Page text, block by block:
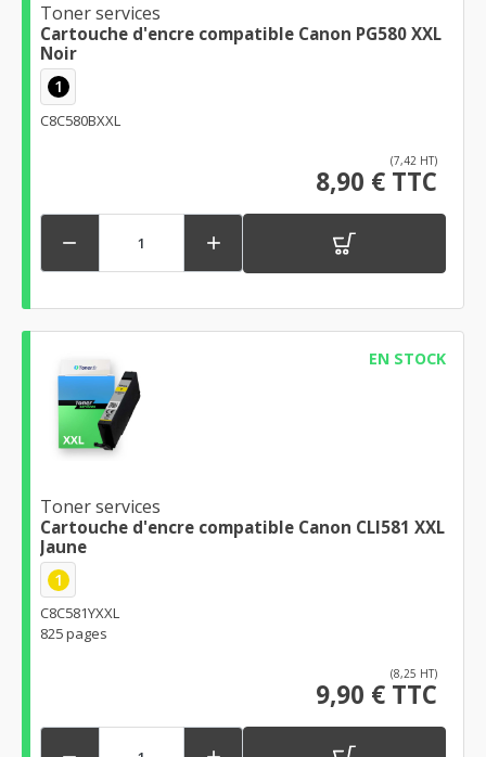
Toner services
Cartouche d'encre compatible Canon PG580 XXL
Noir
1
C8C580BXXL
(7,42 HT)
8,90 € TTC
 
EN STOCK
Toner services
Cartouche d'encre compatible Canon CLI581 XXL
Jaune
1
C8C581YXXL
825 pages
(8,25 HT)
9,90 € TTC